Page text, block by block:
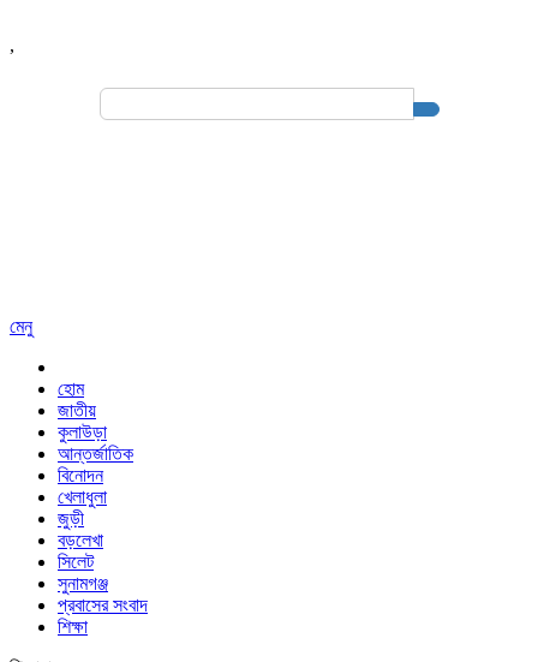
,
Search
মেনু
হোম
জাতীয়
কুলাউড়া
আন্তর্জাতিক
বিনোদন
খেলাধুলা
জুড়ী
বড়লেখা
সিলেট
সুনামগঞ্জ
প্রবাসের সংবাদ
শিক্ষা